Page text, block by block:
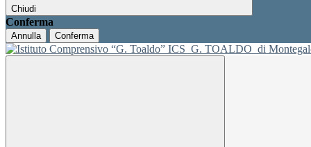
Chiudi
Conferma
Annulla Conferma
ICS G. TOALDO di